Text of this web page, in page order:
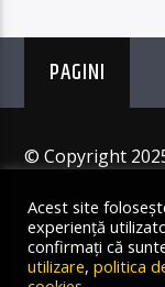
PAGINI
© Copyright
Acest site
experiență
confirmați că
utilizare, politica